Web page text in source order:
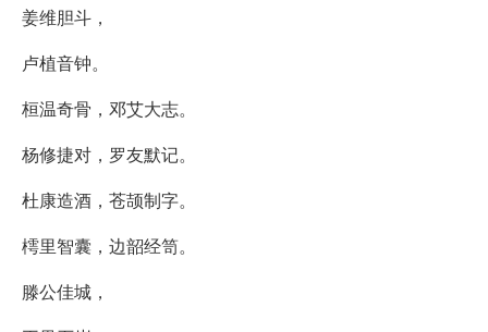
姜维胆斗，
卢植音钟。
桓温奇骨，邓艾大志。
杨修捷对，罗友默记。
杜康造酒，苍颉制字。
樗里智囊，边韶经笥。
滕公佳城，